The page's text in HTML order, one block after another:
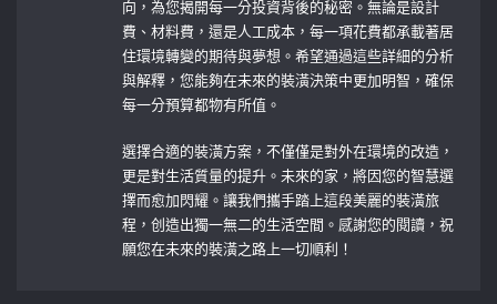
向，為您揭開每一分投資背後的秘密。無論是設計
費、材料費，還是人工成本，每一項花費都承載著居
住環境轉變的期待與夢想。希望通過這些詳細的分析
與解釋，您能夠在未來的裝潢決策中更加明智，確保
每一分預算都物有所值。
選擇合適的裝潢方案，不僅僅是對外在環境的改造，
更是對生活質量的提升。未來的家，將因您的智慧選
擇而愈加閃耀。讓我們攜手踏上這段美麗的裝潢旅
程，创造出獨一無二的生活空間。感謝您的閱讀，祝
願您在未來的裝潢之路上一切順利！